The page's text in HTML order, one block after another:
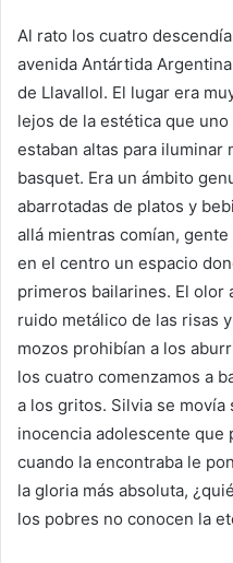
Al rato los cuatro
avenida Antártida
de Llavallol. El lugar era
lejos de la estética que
estaban altas para iluminar
basquet. Era un ámbito
abarrotadas de platos y
allá mientras comían,
en el centro un espacio
primeros bailarines. El olor
ruido metálico de las risas
mozos prohibían a los
los cuatro comenzamos a
a los gritos. Silvia se
inocencia adolescente que
cuando la encontraba le
la gloria más absoluta,
los pobres no conocen la